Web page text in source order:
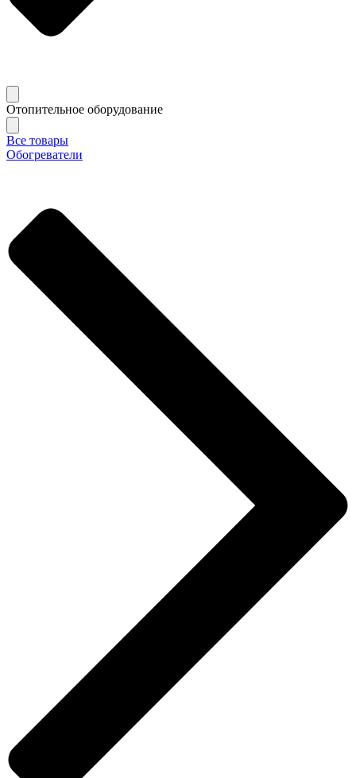
Отопительное оборудование
Все товары
Обогреватели